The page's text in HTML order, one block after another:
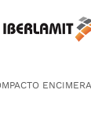
ENCIMERA